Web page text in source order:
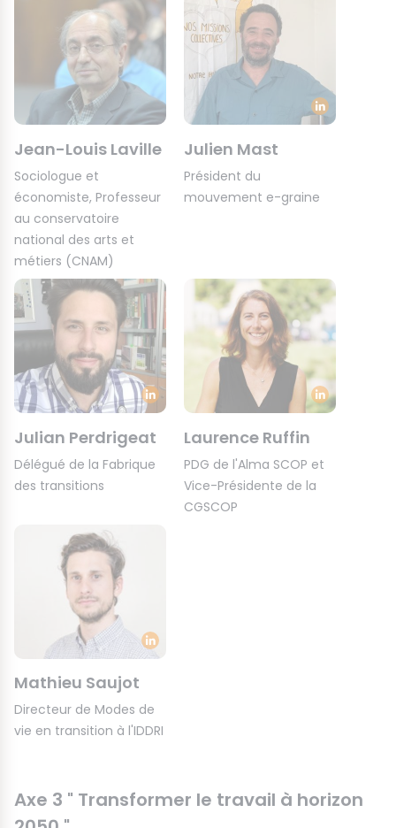
Jean-Louis Laville
Sociologue et
économiste, Professeur
au conservatoire
national des arts et
métiers (CNAM)
Julien Mast
Président du
mouvement e-graine
Julian Perdrigeat
Délégué de la Fabrique
des transitions
Laurence Ruffin
PDG de l'Alma SCOP et
Vice-Présidente de la
CGSCOP
Mathieu Saujot
Directeur de Modes de
vie en transition à l'IDDRI
Axe 3 " Transformer le travail à horizon